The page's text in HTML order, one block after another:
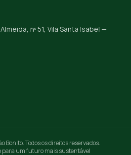
nº 51, Vila Santa Isabel —
Bonito. Todos os direitos reservados.
para um futuro mais sustentável